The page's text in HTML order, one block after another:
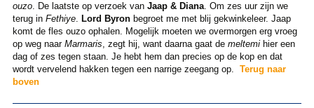
ouzo. De laatste op verzoek van Jaap & Diana. Om zes uur zijn we
terug in Fethiye. Lord Byron begroet me met blij gekwinkeleer. Jaap
komt de fles ouzo ophalen. Mogelijk moeten we overmorgen erg vroeg
op weg naar Marmaris, zegt hij, want daarna gaat de meltemihier een
dag of zes tegen staan. Je hebt hem dan precies op de kop en dat
wordt vervelend hakken tegen een narrige zeegang op. Terug naar
boven